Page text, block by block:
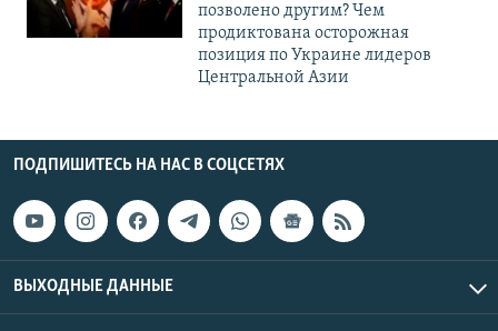
позволено другим? Чем
продиктована осторожная
позиция по Украине лидеров
Центральной Азии
ПОДПИШИТЕСЬ НА НАС В СОЦСЕТЯХ
ВЫХОДНЫЕ ДАННЫЕ